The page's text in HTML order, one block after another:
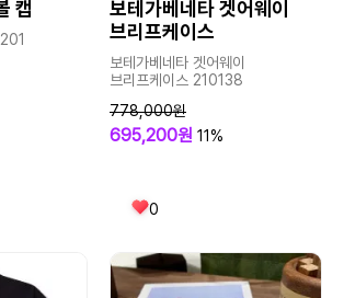
캡
보테가베네타 겟어웨이
브리프케이스
보테가베네타 겟어웨이
브리프케이스 210138
778,000원
695,200원 11%
0